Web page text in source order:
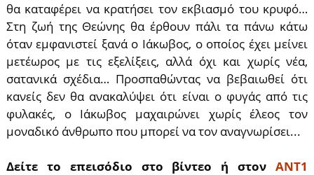
θα καταφέρει να κρατήσει τον εκβιασμό του κρυφό…
Στη ζωή της Θεώνης θα έρθουν πάλι τα πάνω κάτω
όταν εμφανιστεί ξανά ο Ιάκωβος, ο οποίος έχει μείνει
μετέωρος με τις εξελίξεις, αλλά όχι και χωρίς νέα,
σατανικά σχέδια… Προσπαθώντας να βεβαιωθεί ότι
κανείς δεν θα ανακαλύψει ότι είναι ο φυγάς από τις
φυλακές, ο Ιάκωβος μαχαιρώνει χωρίς έλεος τον
μοναδικό άνθρωπο που μπορεί να τον αναγνωρίσει...
Δείτε το επεισόδιο στο βίντεο ή στονΑΝΤ1